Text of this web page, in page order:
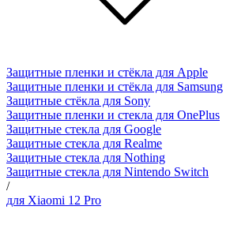
Защитные пленки и стёкла для Apple
Защитные пленки и стёкла для Samsung
Защитные стёкла для Sony
Защитные пленки и стекла для OnePlus
Защитные стекла для Google
Защитные стекла для Realme
Защитные стекла для Nothing
Защитные стекла для Nintendo Switch
/
для Xiaomi 12 Pro